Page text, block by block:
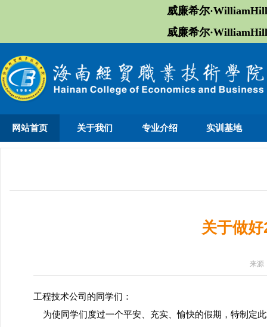
威廉希尔
威廉希尔
网站首页 关于我们 专业介绍 实训基地
关于做
来源
工程技术公司的同学们：
为使同学们度过一个平安、充实、愉快的假期，特制定